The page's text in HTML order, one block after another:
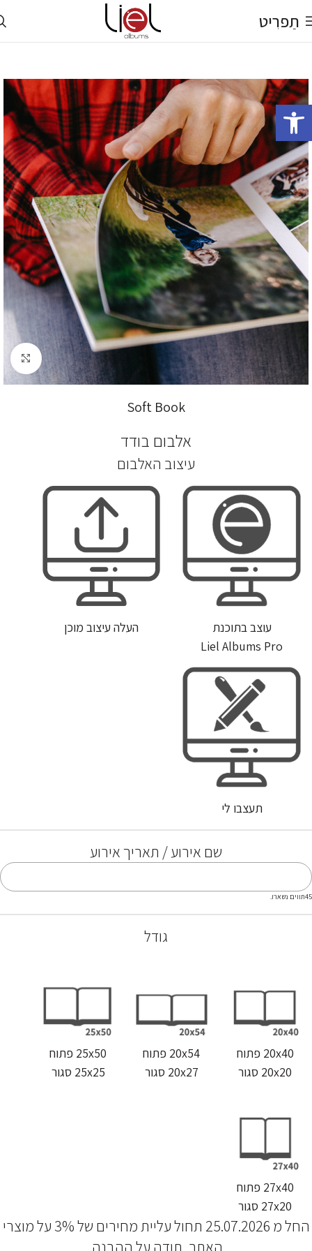
פתח סרגל נגישות
תַפרִיט
לחץ להגדלה
Soft Book
אלבום בודד
עיצוב האלבום
עוצב בתוכנת
Liel Albums Pro
העלה עיצוב מוכן
תעצבו לי
שם אירוע / תאריך אירוע
45תווים נשארו.
גודל
20x40 פתוח
20x20 סגור
20x54 פתוח
20x27 סגור
25x50 פתוח
25x25 סגור
27x40 פתוח
27x20 סגור
החל מ 25.07.2026 תחול עליית מחירים של 3% על מוצרי
האתר, תודה על ההבנה.